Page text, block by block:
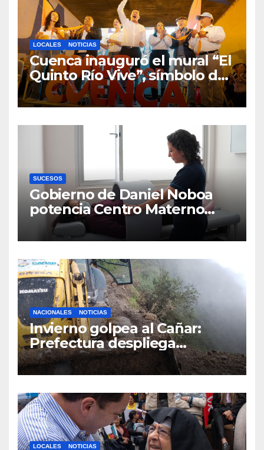
LOCALES NOTICIAS
Cuenca inauguró el mural “El
Quinto Río Vive”, símbolo de
la defensa ciudadana del
agua
SUCESOS
Gobierno de Daniel Noboa
potencia Centro Materno
Infantil y Emergencias en
Cuenca con nuevos equipos
NACIONALES NOTICIAS
Invierno golpea al Cañar:
Prefectura despliega
maquinaria en toda la
provincia para mantener las
LOCALES NOTICIAS